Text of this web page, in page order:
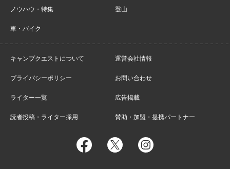
ノウハウ・特集 登山
車・バイク
キャンプクエストについて 運営会社情報
プライバシーポリシー お問い合わせ
ライター一覧 広告掲載
読者投稿・ライター採用 賛助・加盟・提携パートナー
facebooktwitter instagram